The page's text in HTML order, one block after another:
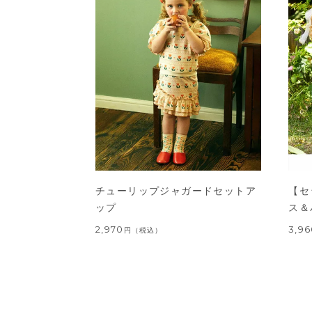
チューリップジャガードセットア
ップ
2,970 円 （税込）
【
ス